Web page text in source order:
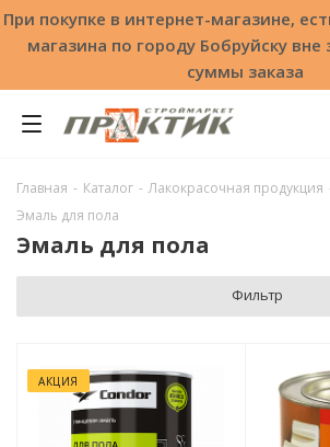
При покупке в интернет-магазине,
магазина по городу Бобруйску
суммы заказа
Главная - Каталог - Лакокрасочная продукция
Эмаль для пола
Эмаль для пола
Фильтр
АКЦИЯ